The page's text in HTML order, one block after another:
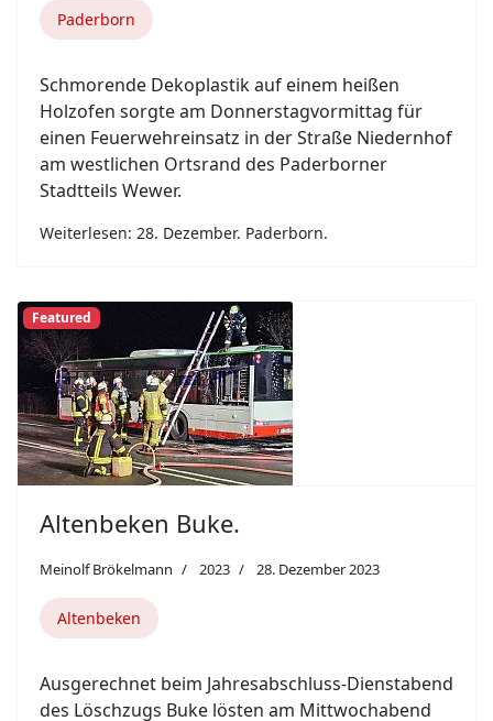
Paderborn
Schmorende Dekoplastik auf einem heißen
Holzofen sorgte am Donnerstagvormittag für
einen Feuerwehreinsatz in der Straße Niedernhof
am westlichen Ortsrand des Paderborner
Stadtteils Wewer.
Weiterlesen: 28. Dezember. Paderborn.
Featured
Altenbeken Buke.
Meinolf Brökelmann 2023 28. Dezember 2023
Altenbeken
Ausgerechnet beim Jahresabschluss-Dienstabend
des Löschzugs Buke lösten am Mittwochabend